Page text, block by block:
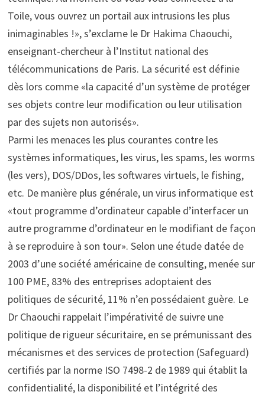
Toile, vous ouvrez un portail aux intrusions les plus
inimaginables !», s’exclame le Dr Hakima Chaouchi,
enseignant-chercheur à l’Institut national des
télécommunications de Paris. La sécurité est définie
dès lors comme «la capacité d’un système de protéger
ses objets contre leur modification ou leur utilisation
par des sujets non autorisés».
Parmi les menaces les plus courantes contre les
systèmes informatiques, les virus, les spams, les worms
(les vers), DOS/DDos, les softwares virtuels, le fishing,
etc. De manière plus générale, un virus informatique est
«tout programme d’ordinateur capable d’interfacer un
autre programme d’ordinateur en le modifiant de façon
à se reproduire à son tour». Selon une étude datée de
2003 d’une société américaine de consulting, menée sur
100 PME, 83% des entreprises adoptaient des
politiques de sécurité, 11% n’en possédaient guère. Le
Dr Chaouchi rappelait l’impérativité de suivre une
politique de rigueur sécuritaire, en se prémunissant des
mécanismes et des services de protection (Safeguard)
certifiés par la norme ISO 7498-2 de 1989 qui établit la
confidentialité, la disponibilité et l’intégrité des